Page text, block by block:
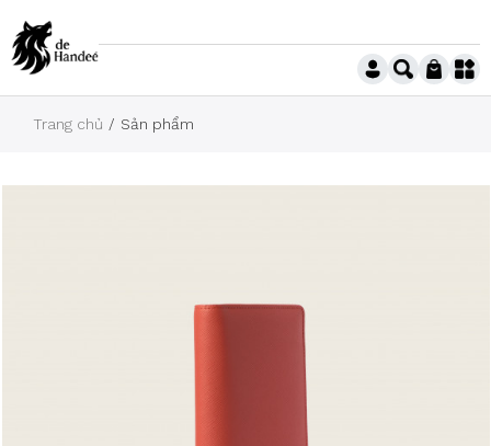
Trang chủ Sản phẩm